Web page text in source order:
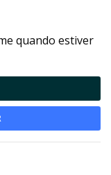
quando estiver